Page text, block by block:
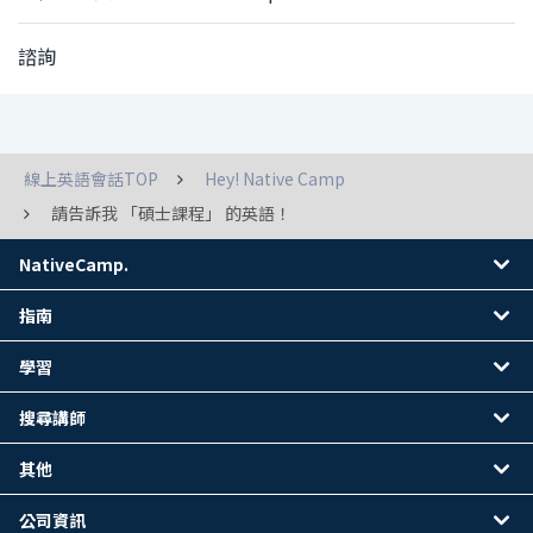
諮詢
線上英語會話TOP
Hey! Native Camp
請告訴我 「碩士課程」 的英語！
NativeCamp.
指南
學習
搜尋講師
其他
公司資訊